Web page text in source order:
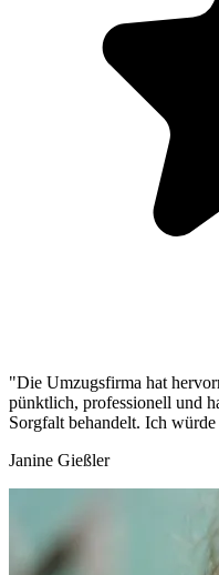
"Die Umzugsfirma hat
pünktlich, professionell und
Sorgfalt behandelt. Ich
Janine Gießler